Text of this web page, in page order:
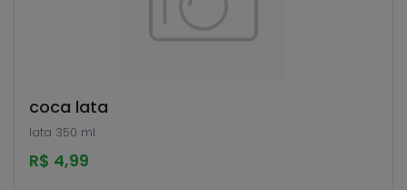
coca lata
lata 350 ml
R$ 4,99